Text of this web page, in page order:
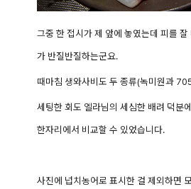
그중 한 접시가 제 앞에 놓였는데 피를
가 반질반질하는군요.
때마침 생와사비도 두 종류(녹미원과
세팅한 회도 엘라님의 세심한 배려 덕분
한자리에서 비교할 수 있었습니다.
사진에 넙치농어로 표시한 걸 제외하면